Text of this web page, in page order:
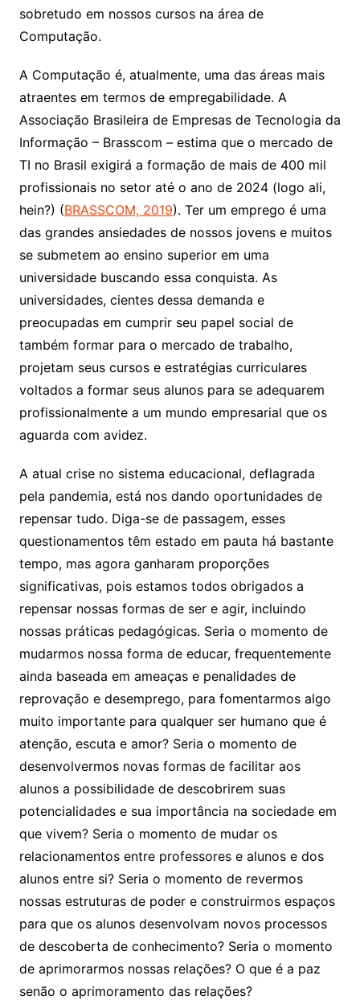
sobretudo em nossos cursos na área de
Computação.
A Computação é, atualmente, uma das áreas mais
atraentes em termos de empregabilidade. A
Associação Brasileira de Empresas de Tecnologia da
Informação – Brasscom – estima que o mercado de
TI no Brasil exigirá a formação de mais de 400 mil
profissionais no setor até o ano de 2024 (logo ali,
hein?) (BRASSCOM, 2019). Ter um emprego é uma
das grandes ansiedades de nossos jovens e muitos
se submetem ao ensino superior em uma
universidade buscando essa conquista. As
universidades, cientes dessa demanda e
preocupadas em cumprir seu papel social de
também formar para o mercado de trabalho,
projetam seus cursos e estratégias curriculares
voltados a formar seus alunos para se adequarem
profissionalmente a um mundo empresarial que os
aguarda com avidez.
A atual crise no sistema educacional, deflagrada
pela pandemia, está nos dando oportunidades de
repensar tudo. Diga-se de passagem, esses
questionamentos têm estado em pauta há bastante
tempo, mas agora ganharam proporções
significativas, pois estamos todos obrigados a
repensar nossas formas de ser e agir, incluindo
nossas práticas pedagógicas. Seria o momento de
mudarmos nossa forma de educar, frequentemente
ainda baseada em ameaças e penalidades de
reprovação e desemprego, para fomentarmos algo
muito importante para qualquer ser humano que é
atenção, escuta e amor? Seria o momento de
desenvolvermos novas formas de facilitar aos
alunos a possibilidade de descobrirem suas
potencialidades e sua importância na sociedade em
que vivem? Seria o momento de mudar os
relacionamentos entre professores e alunos e dos
alunos entre si? Seria o momento de revermos
nossas estruturas de poder e construirmos espaços
para que os alunos desenvolvam novos processos
de descoberta de conhecimento? Seria o momento
de aprimorarmos nossas relações? O que é a paz
senão o aprimoramento das relações?